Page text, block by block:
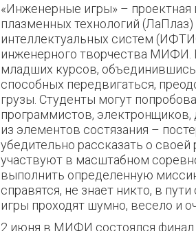
«Инженерные игры» – проектная
плазменных технологий
интеллектуальных систем
инженерного творчества МИФИ.
младших курсов,
способных передвигаться,
грузы. Студенты могут
программистов,
из элементов состязания –
убедительно рассказать о
участвуют в масштабном
выполнить определенную
справятся, не знает никто, в
игры проходят шумно, весело и
2 июня в МИФИ состоялся